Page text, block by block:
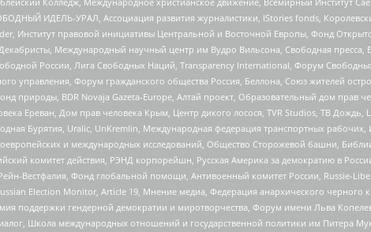
ИДЕЛЬ-УРАЛ, Ассоциация развития журналистики, IStories fonds,
Институт правовой инициативы Центральной и Восточной Европы, Фонд
Международный научный центр им Вудро Вильсона, Свободная пресса,
России, Лига Свободных Наций, Transparеncy International, Форум
управления, Форум гражданского общества Россия, Беллона, Союз жителей
природы, BDR Novaja Gazeta-Europe, Алтай проект, Образовательный дом прав
Ереван, Дом прав человека Крым, Центр дикого лосося, TVR Studios, ТВ
Бурятия, Uralic, UnKremlin, Международная федерация транспортных
и международных исследований, Общество Сторожевой башни,
комитет действия, РЭНД корпорейшн, Русская Америка за демократию в
Вестфалия, Фонд глобальной помощи, Антивоенный комитет России, Russie-
Election Monitor, Article 19, Мнение медиа, Федерация анархического черного
поддержки гендерной демократии и миротворчества, Форум имени Льва
Школа международных отношений и государственной политики им Питера